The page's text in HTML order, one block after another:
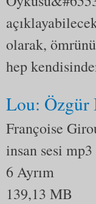
olarak,
hep
Lou: Özgür
Françoise
insan sesi mp3
6 Ayrım
139,13 MB